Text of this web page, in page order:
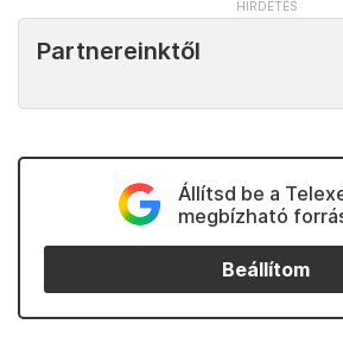
Partnereinktől
Állítsd be a
megbízható
Beállítom